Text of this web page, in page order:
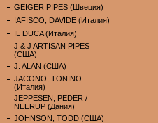
GEIGER PIPES (Швеция)
IAFISCO, DAVIDE (Италия)
IL DUCA (Италия)
J & J ARTISAN PIPES
(США)
J. ALAN (США)
JACONO, TONINO
(Италия)
JEPPESEN, PEDER /
NEERUP (Дания)
JOHNSON, TODD (США)